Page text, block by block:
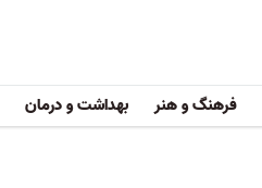
فرهنگ و هنر بهداشت و درمان